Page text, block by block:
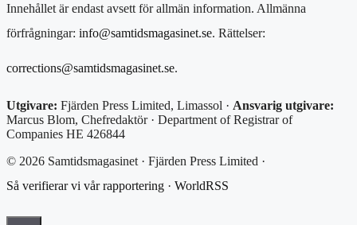
Innehållet är endast avsett för allmän information. Allmänna
förfrågningar: info@samtidsmagasinet.se. Rättelser:
corrections@samtidsmagasinet.se.
Utgivare: Fjärden Press Limited, Limassol · Ansvarig utgivare:
Marcus Blom, Chefredaktör · Department of Registrar of
Companies HE 426844
© 2026 Samtidsmagasinet · Fjärden Press Limited ·
Så verifierar vi vår rapportering · WorldRSS